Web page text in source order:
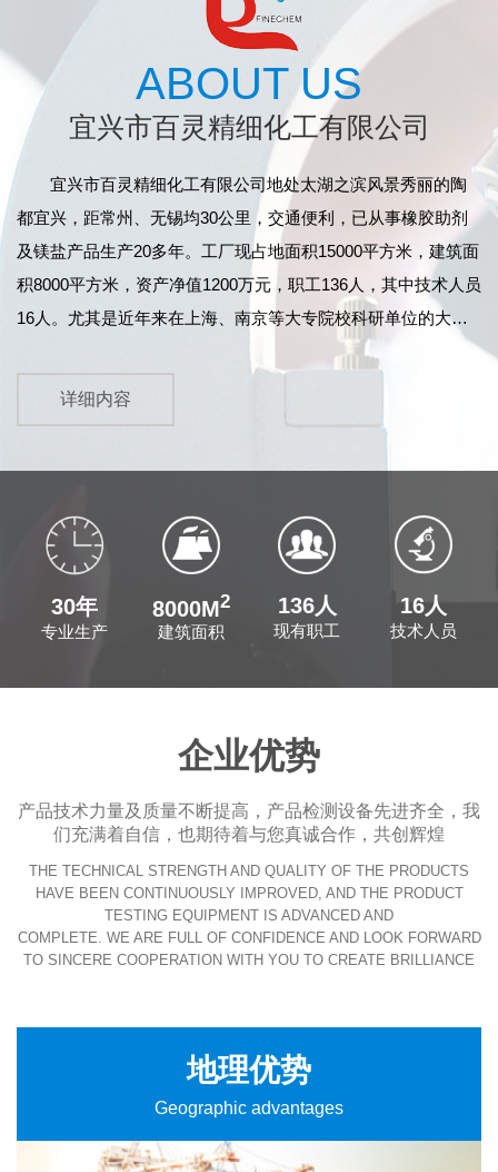
ABOUT US
宜兴市百灵精细化工有限公司
宜兴市百灵精细化工有限公司地处太湖之滨风景秀丽的陶
都宜兴，距常州、无锡均30公里，交通便利，已从事橡胶助剂
及镁盐产品生产20多年。工厂现占地面积15000平方米，建筑面
积8000平方米，资产净值1200万元，职工136人，其中技术人员
16人。尤其是近年来在上海、南京等大专院校科研单位的大力
协作和江苏鹏鹞药业有限公司的指导下，产品技术力量及质量
详细内容
30年
专业生产
8000M2
建筑面积
136人
现有职工
16人
技术人员
企业优势
产品技术力量及质量不断提高，产品检测设备先进齐全，我
们充满着自信，也期待着与您真诚合作，共创辉煌
THE TECHNICAL STRENGTH AND QUALITY OF THE PRODUCTS
HAVE BEEN CONTINUOUSLY IMPROVED, AND THE PRODUCT
TESTING EQUIPMENT IS ADVANCED AND
COMPLETE. WE ARE FULL OF CONFIDENCE AND LOOK FORWARD
TO SINCERE COOPERATION WITH YOU TO CREATE BRILLIANCE
地理优势
Geographic advantages